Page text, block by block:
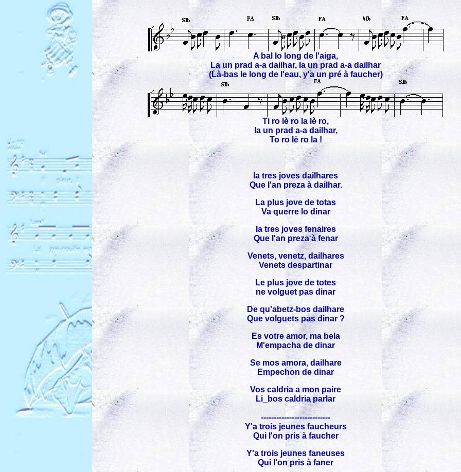
A bal lo long de l'aiga,
La un prad a-a dailhar, Ia un prad a-a dailhar
(Là-bas le long de l'eau, y'a un pré à faucher)
Ti ro lè ro la lè ro,
Ia un prad a-a dailhar,
To ro lè ro la !
Ia tres joves dailhares
Que l'an preza à dailhar.
La plus jove de totas
Va querre lo dinar
Ia tres joves fenaires
Que l'an preza à fenar
Venets, venetz, dailhares
Venets despartinar
Le plus jove de totes
ne volguet pas dinar
De qu'abetz-bos dailhare
Que volguets pas dinar ?
Es votre amor, ma bela
M'empacha de dinar
Se mos amora, dailhare
Empechon de dinar
Vos caldria a mon paire
Li_bos caldria parlar
---------------------------
Y'a trois jeunes faucheurs
Qui l'on pris à faucher
Y'a trois jeunes faneuses
Qui l'on pris à faner